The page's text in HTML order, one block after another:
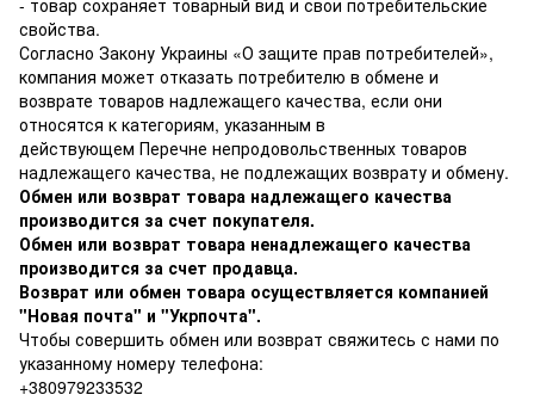
- товар сохраняет товарный вид и свои потребительские
свойства.
Согласно Закону Украины «О защите прав потребителей»,
компания может отказать потребителю в обмене и
возврате товаров надлежащего качества, если они
относятся к категориям, указанным в
действующем Перечне непродовольственных товаров
надлежащего качества, не подлежащих возврату и обмену.
Обмен или возврат товара надлежащего качества
производится за счет покупателя.
Обмен или возврат товара ненадлежащего качества
производится за счет продавца.
Возврат или обмен товара осуществляется компанией
"Новая почта" и "Укрпочта".
Чтобы совершить обмен или возврат свяжитесь с нами по
указанному номеру телефона:
+380979233532